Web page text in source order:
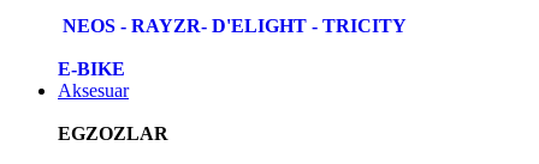
NEOS - RAYZR- D'ELIGHT - TRICITY
E-BIKE
Aksesuar
EGZOZLAR